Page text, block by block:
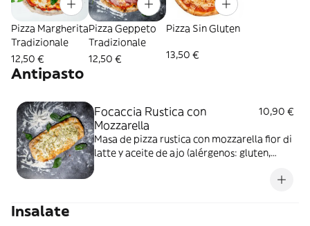
Pizza Margherita
Tradizionale
12,50 €
Pizza Geppeto
Tradizionale
12,50 €
Pizza Sin Gluten
13,50 €
Antipasto
Focaccia Rustica con
Mozzarella
10,90 €
Masa de pizza rustica con mozzarella fior di
latte y aceite de ajo (alérgenos: gluten,
Insalate